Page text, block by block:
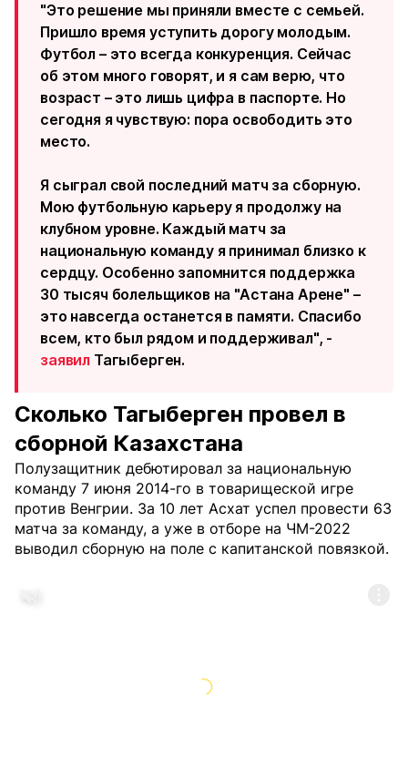
"Это решение мы приняли вместе с семьей.
Пришло время уступить дорогу молодым.
Футбол – это всегда конкуренция. Сейчас
об этом много говорят, и я сам верю, что
возраст – это лишь цифра в паспорте. Но
сегодня я чувствую: пора освободить это
место.
Я сыграл свой последний матч за сборную.
Мою футбольную карьеру я продолжу на
клубном уровне. Каждый матч за
национальную команду я принимал близко к
сердцу. Особенно запомнится поддержка
30 тысяч болельщиков на "Астана Арене" –
это навсегда останется в памяти. Спасибо
всем, кто был рядом и поддерживал", -
заявил Тагыберген.
Сколько Тагыберген провел в
сборной Казахстана
Полузащитник дебютировал за национальную
команду 7 июня 2014-го в товарищеской игре
против Венгрии. За 10 лет Асхат успел провести 63
матча за команду, а уже в отборе на ЧМ-2022
выводил сборную на поле с капитанской повязкой.